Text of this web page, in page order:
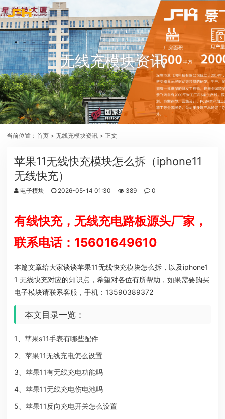
无线充模块资讯
当前位置：首页 >无线充模块资讯 > 正文
苹果11无线快充模块怎么拆（iphone11
无线快充）
电子模块 2026-05-14 01:30 389 0
有线快充，无线充电路板源头厂家，
联系电话：15601649610
本篇文章给大家谈谈苹果11无线快充模块怎么拆，以及iphone1
1 无线快充对应的知识点，希望对各位有所帮助，如果需要购买
电子模块请联系客服，手机：13590389372
本文目录一览：
1、 苹果s11手表有哪些配件
2、 苹果11无线充电怎么设置
3、 苹果11有无线充电功能吗
4、 苹果11无线充电伤电池吗
5、 苹果11反向充电开关怎么设置